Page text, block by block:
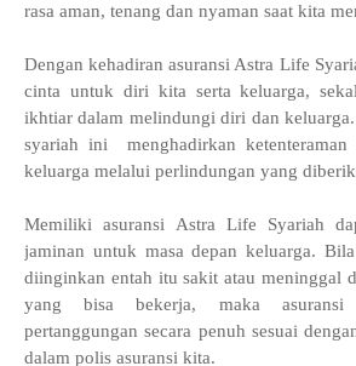
rasa aman, tenang dan nyaman saat kita
Dengan kehadiran asuransi Astra Life
cinta untuk diri kita serta keluarga,
ikhtiar dalam melindungi diri dan
syariah ini menghadirkan
keluarga melalui perlindungan yang
Memiliki asuransi Astra Life Syariah
jaminan untuk masa depan keluarga.
diinginkan entah itu sakit atau meninggal
yang bisa bekerja, maka asuransi
pertanggungan secara penuh sesuai
dalam polis asuransi kita.